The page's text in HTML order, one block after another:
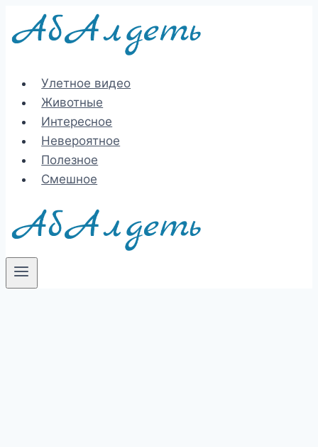
Перейти
Улетное видео
Животные
Интересное
Невероятное
Полезное
Смешное